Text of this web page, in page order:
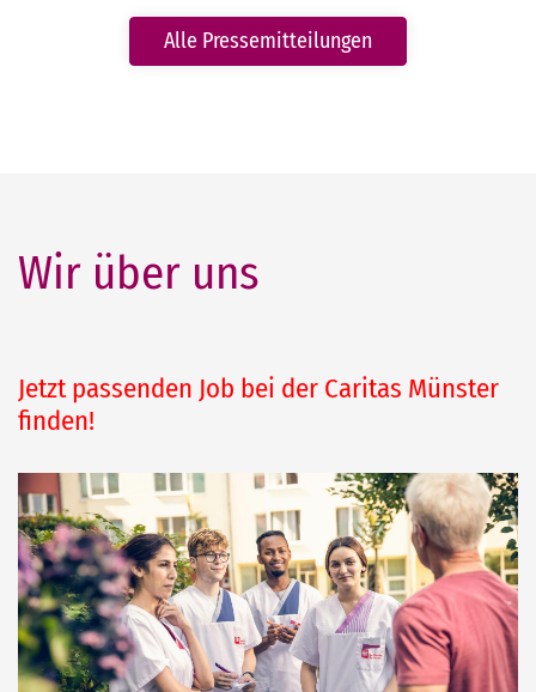
Alle Pressemitteilungen
Wir über uns
Jetzt passenden Job bei der Caritas Münster
finden!